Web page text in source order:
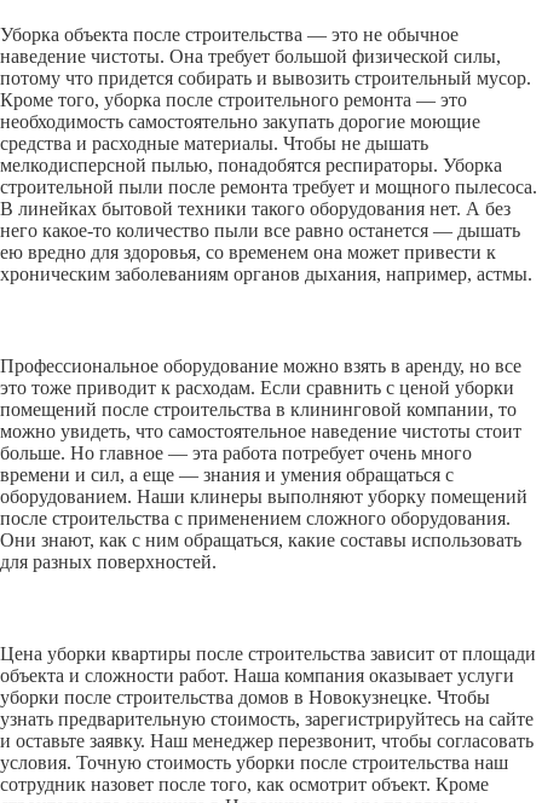
Уборка объекта после строительства — это не обычное
наведение чистоты. Она требует большой физической силы,
потому что придется собирать и вывозить строительный мусор.
Кроме того, уборка после строительного ремонта — это
необходимость самостоятельно закупать дорогие моющие
средства и расходные материалы. Чтобы не дышать
мелкодисперсной пылью, понадобятся респираторы. Уборка
строительной пыли после ремонта требует и мощного пылесоса.
В линейках бытовой техники такого оборудования нет. А без
него какое-то количество пыли все равно останется — дышать
ею вредно для здоровья, со временем она может привести к
хроническим заболеваниям органов дыхания, например, астмы.
Профессиональное оборудование можно взять в аренду, но все
это тоже приводит к расходам. Если сравнить с ценой уборки
помещений после строительства в клининговой компании, то
можно увидеть, что самостоятельное наведение чистоты стоит
больше. Но главное — эта работа потребует очень много
времени и сил, а еще — знания и умения обращаться с
оборудованием. Наши клинеры выполняют уборку помещений
после строительства с применением сложного оборудования.
Они знают, как с ним обращаться, какие составы использовать
для разных поверхностей.
Цена уборки квартиры после строительства зависит от площади
объекта и сложности работ. Наша компания оказывает услуги
уборки после строительства домов в Новокузнецке. Чтобы
узнать предварительную стоимость, зарегистрируйтесь на сайте
и оставьте заявку. Наш менеджер перезвонит, чтобы согласовать
условия. Точную стоимость уборки после строительства наш
сотрудник назовет после того, как осмотрит объект. Кроме